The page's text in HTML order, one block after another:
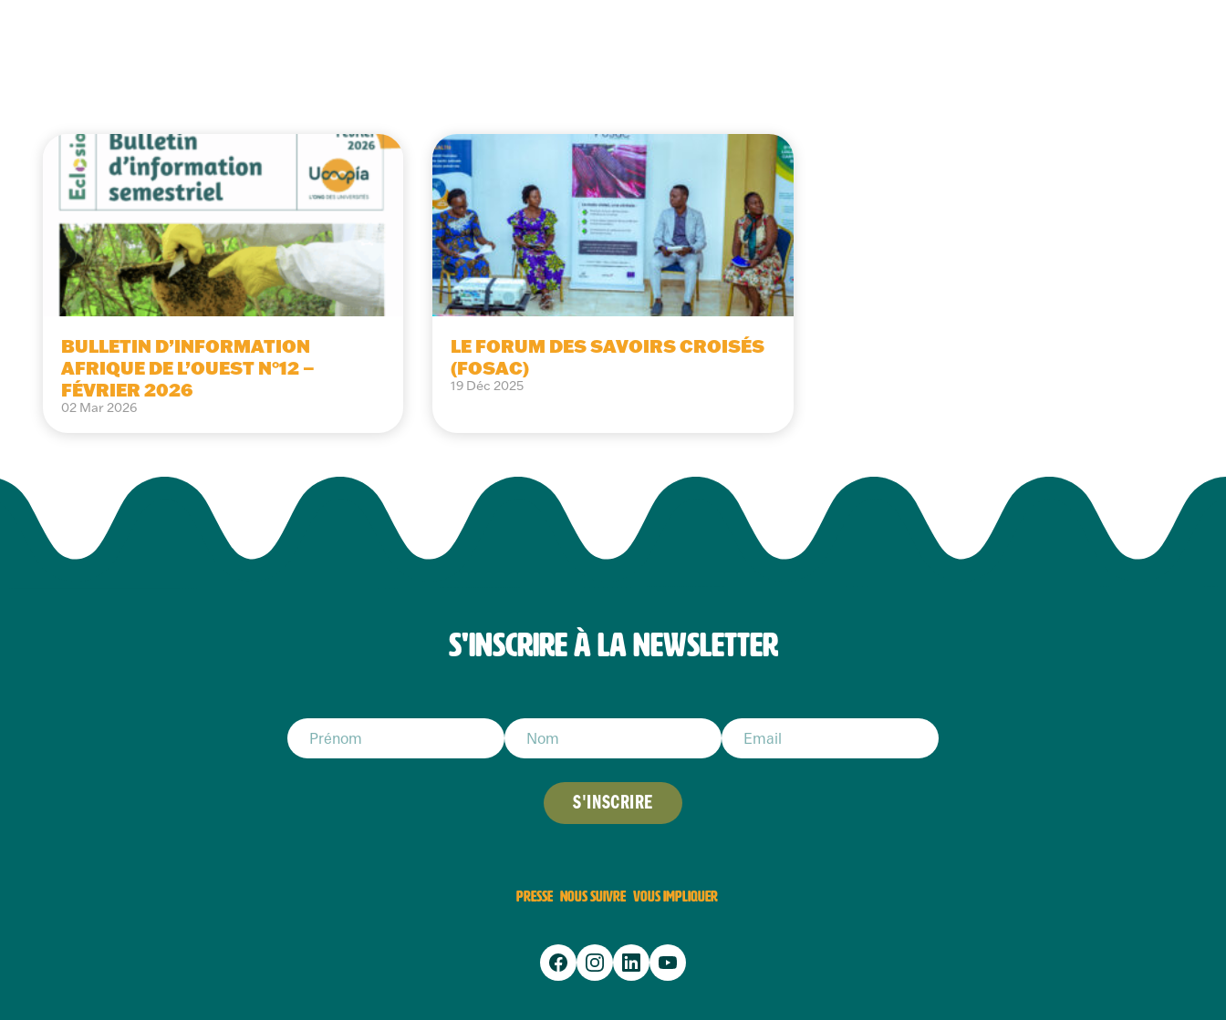
BULLETIN D’INFORMATION
AFRIQUE DE L’OUEST N°12 –
FÉVRIER 2026
02 Mar 2026
LE FORUM DES SAVOIRS CROISÉS
(FOSAC)
19 Déc 2025
S'INSCRIRE À LA NEWSLETTER
S'INSCRIRE
PRESSE NOUS SUIVRE VOUS IMPLIQUER